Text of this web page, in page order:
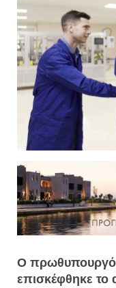
Ο
επισκέφθηκε το